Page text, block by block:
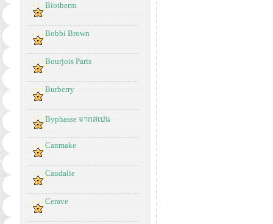
Biotherm
Bobbi Brown
Bourjois Paris
Burberry
Byphasse จากสเปน
Canmake
Caudalie
Cerave